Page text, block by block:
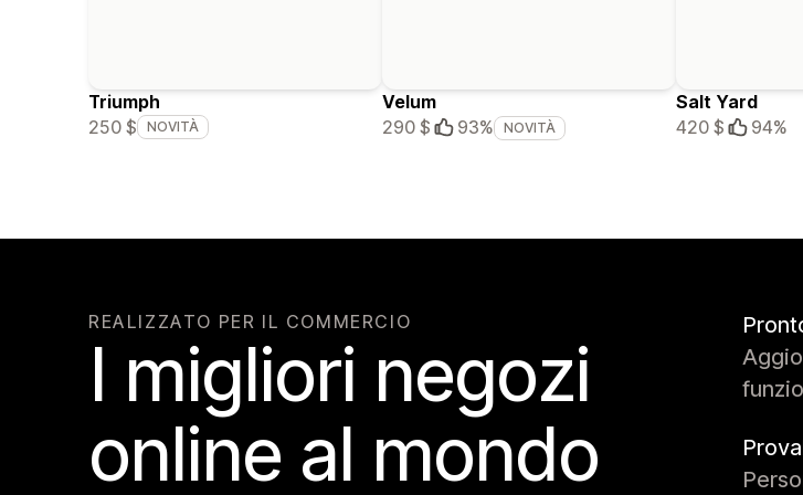
Triumph
250 $
NOVITÀ
Velum
290 $
93% NOVITÀ
Salt Yard
420 $
94%
REALIZZATO PER IL COMMERCIO
I migliori negozi
online al mondo